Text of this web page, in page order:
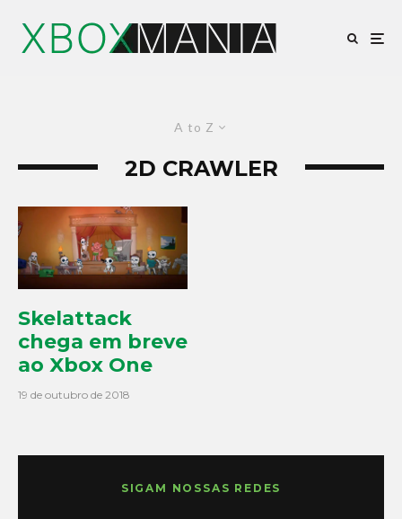
A to Z
2D CRAWLER
Skelattack
chega em breve
ao Xbox One
19 de outubro de 2018
SIGAM NOSSAS REDES